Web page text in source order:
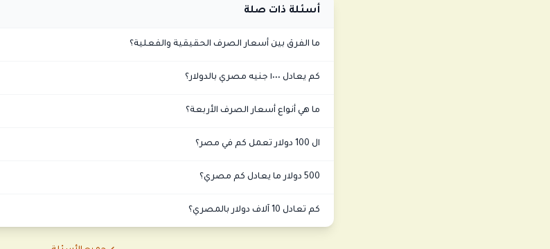
أسئلة ذات صلة
ما الفرق بين أسعار الصرف الحقيقية والفعلية؟
كم يعادل ١٠٠٠ جنيه مصري بالدولار؟
ما هي أنواع أسعار الصرف الأربعة؟
ال 100 دولار تعمل كم في مصر؟
500 دولار ما يعادل كم مصري؟
كم تعادل 10 آلاف دولار بالمصري؟